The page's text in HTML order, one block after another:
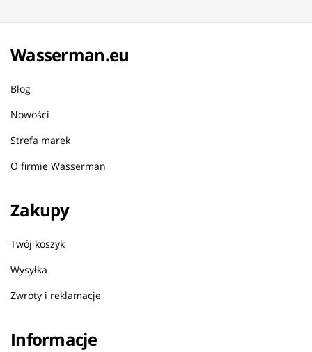
Wasserman.eu
Blog
Nowości
Strefa marek
O firmie Wasserman
Zakupy
Twój koszyk
Wysyłka
Zwroty i reklamacje
Informacje